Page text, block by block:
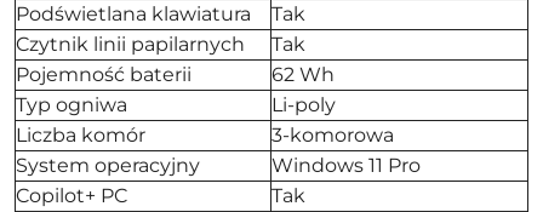
Podświetlana klawiatura
Tak
Czytnik linii papilarnych
Tak
Pojemność baterii
62 Wh
Typ ogniwa
Li-poly
Liczba komór
3-komorowa
System operacyjny
Windows 11 Pro
Copilot+ PC
Tak